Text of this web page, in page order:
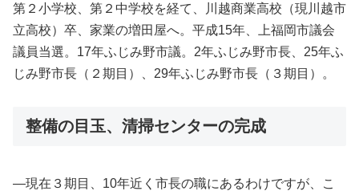
第２小学校、第２中学校を経て、川越商業高校（現川越市
立高校）卒、家業の増田屋へ。平成15年、上福岡市議会
議員当選。 17年ふじみ野市議。 2年ふじみ野市長、 25年ふ
じみ野市長（２期目）、 29年ふじみ野市長（３期目）。
整備の目玉、清掃センターの完成
―現在３期目、10年近く市長の職にあるわけですが、こ